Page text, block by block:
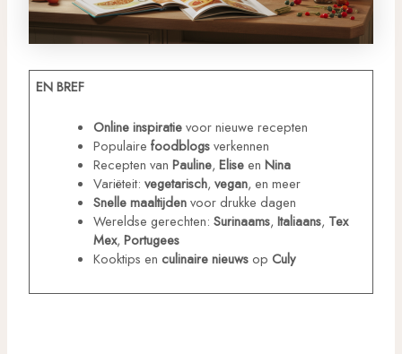
EN BREF
Online inspiratievoor nieuwe recepten
Populaire foodblogsverkennen
Recepten van Pauline, Eliseen Nina
Variëteit: vegetarisch, vegan, en meer
Snelle maaltijdenvoor drukke dagen
Wereldse gerechten: Surinaams, Italiaans, Tex
Mex, Portugees
Kooktips en culinaire nieuwsop Culy